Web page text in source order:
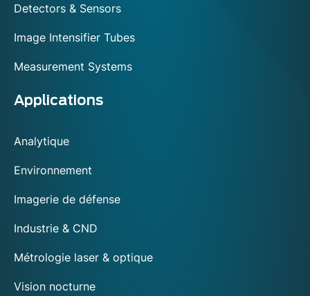
Detectors & Sensors
Image Intensifier Tubes
Measurement Systems
Applications
Analytique
Environnement
Imagerie de défense
Industrie & CND
Métrologie laser & optique
Vision nocturne